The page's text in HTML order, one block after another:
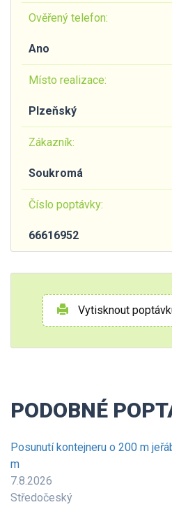
Ověřený telefon:
Ano
Místo realizace:
Plzeňský
Zákazník:
Soukromá
Číslo poptávky:
66616952
Vytisknout
PODOBNÉ
Posunutí kontejneru o 200 m
m
7.8.2026
Středočeský